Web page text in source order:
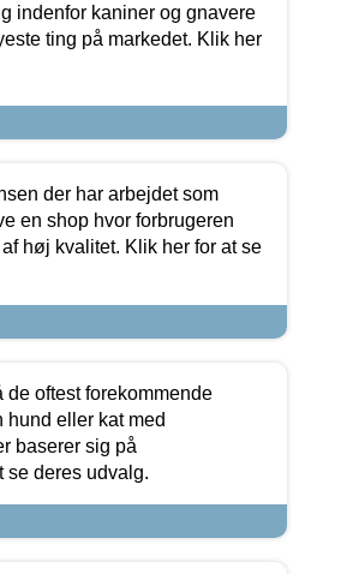
indenfor kaniner og gnavere
ting på markedet. Klik her
der har arbejdet som
en shop hvor forbrugeren
høj kvalitet. Klik her for at se
oftest forekommende
hund eller kat med
baserer sig på
se deres udvalg.